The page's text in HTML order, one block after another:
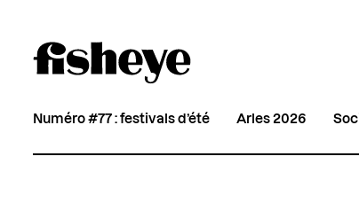
Numéro #77 : festivals d’été Arles 2026